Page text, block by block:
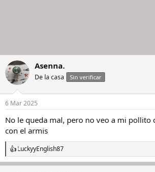
Asenna.
De la casa Sin verificar
6 Mar 2025
No le queda mal, pero no veo a mi pollito
con el armis
R
e
LuckyyEnglish87